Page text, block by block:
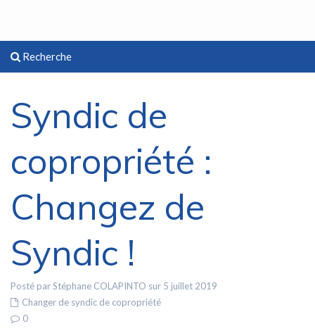
Recherche
Syndic de
copropriété :
Changez de
Syndic !
Posté par Stéphane COLAPINTO sur 5 juillet 2019
Changer de syndic de copropriété
0